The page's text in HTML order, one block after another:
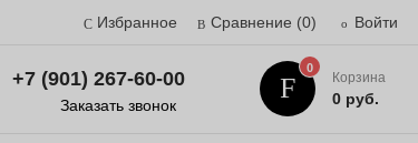
Избранное Сравнение (0) Войти
+7 (901) 267-60-00
Заказать звонок
0
Корзина
0 руб.